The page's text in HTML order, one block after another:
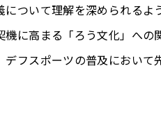
ついて理解を深められるよ
に高まる「ろう文化」への
デフスポーツの普及において